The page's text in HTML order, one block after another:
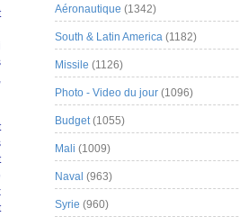
Aéronautique (1342)
South & Latin America (1182)
Missile (1126)
Photo - Video du jour (1096)
Budget(1055)
Mali (1009)
Naval (963)
Syrie (960)